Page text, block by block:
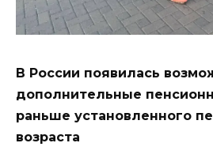
В России появилась
дополнительные
раньше установленного
возраста